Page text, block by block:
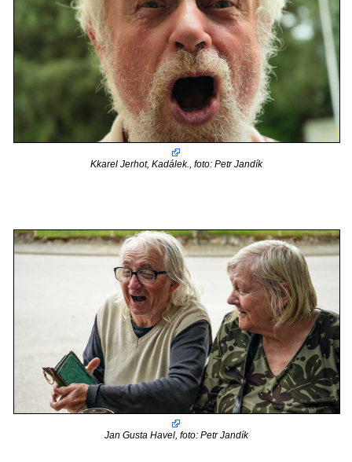
Kkarel Jerhot, Kadálek., foto: Petr Jandík
Jan Gusta Havel, foto: Petr Jandík